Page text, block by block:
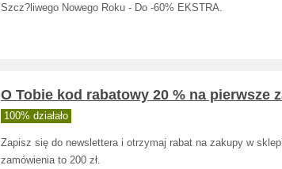
Szcz?liwego Nowego Roku - Do -60% EKSTRA.
O Tobie kod rabatowy 20 % na pierwsze
100% działało
Zapisz się do newslettera i otrzymaj rabat na zakupy w
zamówienia to 200 zł.